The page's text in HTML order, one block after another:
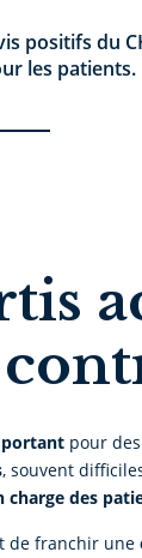
positifs du
les patients.
pour
, souvent
charge des
de franchir une